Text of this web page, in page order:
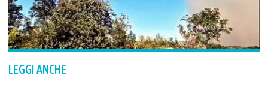
LEGGI ANCHE